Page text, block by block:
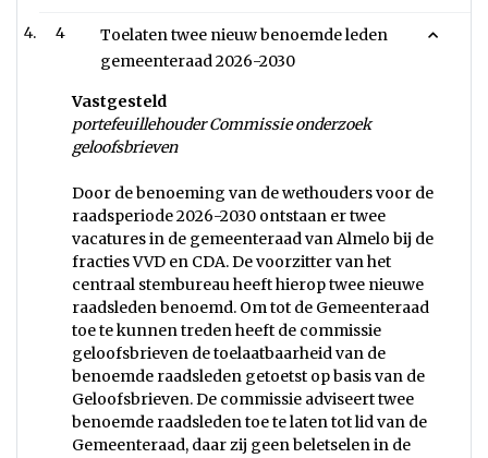
4
Toelaten twee nieuw benoemde leden
gemeenteraad 2026-2030
Vastgesteld
portefeuillehouder Commissie onderzoek
geloofsbrieven
Door de benoeming van de wethouders voor de
raadsperiode 2026-2030 ontstaan er twee
vacatures in de gemeenteraad van Almelo bij de
fracties VVD en CDA. De voorzitter van het
centraal stembureau heeft hierop twee nieuwe
raadsleden benoemd. Om tot de Gemeenteraad
toe te kunnen treden heeft de commissie
geloofsbrieven de toelaatbaarheid van de
benoemde raadsleden getoetst op basis van de
Geloofsbrieven. De commissie adviseert twee
benoemde raadsleden toe te laten tot lid van de
Gemeenteraad, daar zij geen beletselen in de